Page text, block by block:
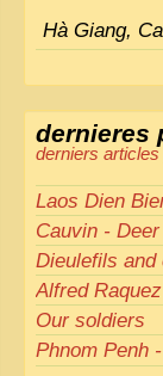
Hà Giang,
dernieres
derniers articles
Laos Dien
Cauvin -
Dieulefils and
Alfred
Our soldiers
Phnom Penh